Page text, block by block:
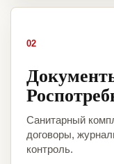
02
Санитарный
договоры,
контроль.